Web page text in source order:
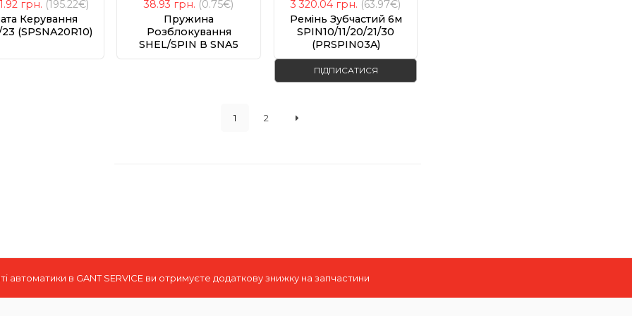
грн. (195.22€)
Керування
(SPSNA20R10)
38.93 грн. (0.75€)
Пружина
Розблокування
SHEL/SPIN В SNA5
3 320.04 грн. (63.97€)
Ремінь Зубчастий 6м
SPIN10/11/20/21/30
(PRSPIN03A)
ПІДПИСАТИСЯ
1 2
автоматики в GANT SERVICE ви отримуєте додаткову знижку на запчастини